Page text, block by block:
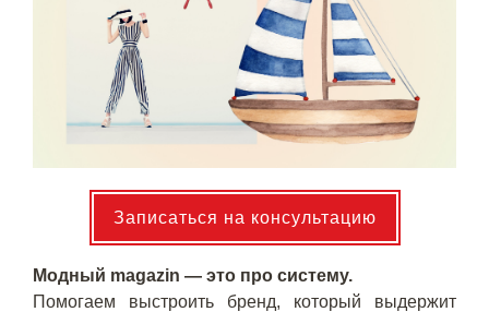
Записаться на консультацию
Модный magazin — это про систему.
Помогаем выстроить бренд, который выдержит